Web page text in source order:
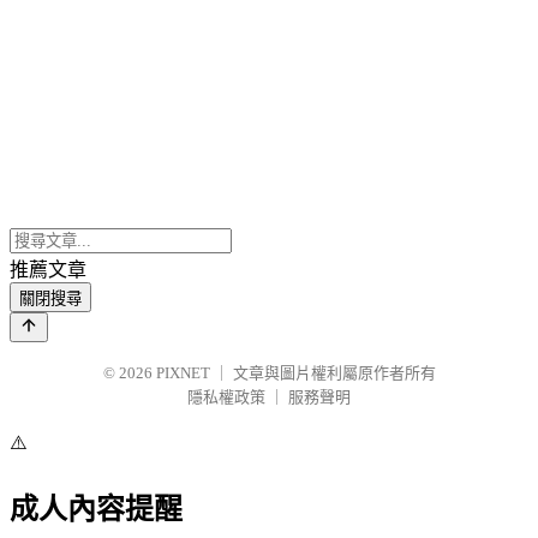
推薦文章
關閉搜尋
© 2026 PIXNET
文章與圖片權利屬原作者所有
隱私權政策
服務聲明
⚠️
成人內容提醒